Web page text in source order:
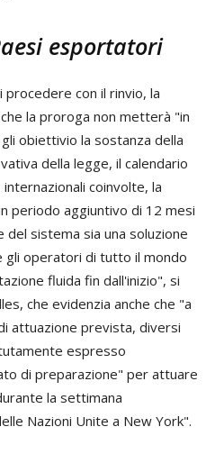
esportatori
procedere con il rinvio, la
la proroga non metterà "in
obiettivio la sostanza della
della legge, il calendario
coinvolte, la
periodo aggiuntivo di 12 mesi
sistema sia una soluzione
operatori di tutto il mondo
fluida fin dall'inizio", si
che evidenzia anche che "a
attuazione prevista, diversi
espresso
di preparazione" per attuare
la settimana
Nazioni Unite a New York".